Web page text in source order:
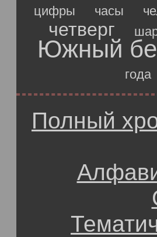
цифры часы
четверг
Южный
года
Полный